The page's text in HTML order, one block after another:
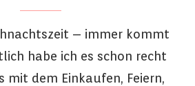
– immer kommt
habe ich es schon recht
dem Einkaufen, Feiern,